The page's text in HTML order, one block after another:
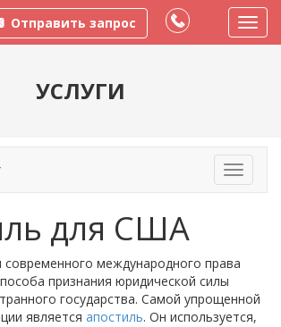
Отправить запрос
меню
УСЛУГИ
Toggle
для США
международного права
признания юридической силы
государства. Самой упрощенной
является апостиль. Он используется,